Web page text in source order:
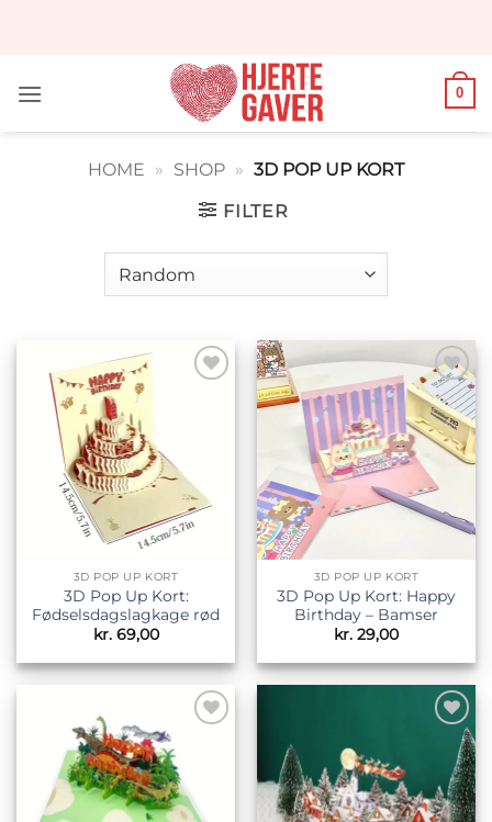
0
HOME » SHOP » 3D POP UP KORT
FILTER
3D POP UP KORT
3D Pop Up Kort:
Fødselsdagslagkage rød
kr.69,00
Tilføj til
ønskeliste
3D POP UP KORT
3D Pop Up Kort: Happy
Birthday – Bamser
kr. 29,00
Tilføj til
ønskeliste
ønskeliste